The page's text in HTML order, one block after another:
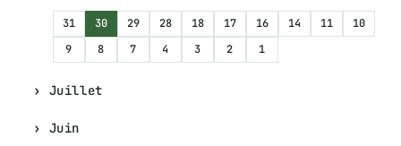
31 30 29 28 18 17 16 14 11
10
9
8 7 4 3 2 1
Juillet
Juin